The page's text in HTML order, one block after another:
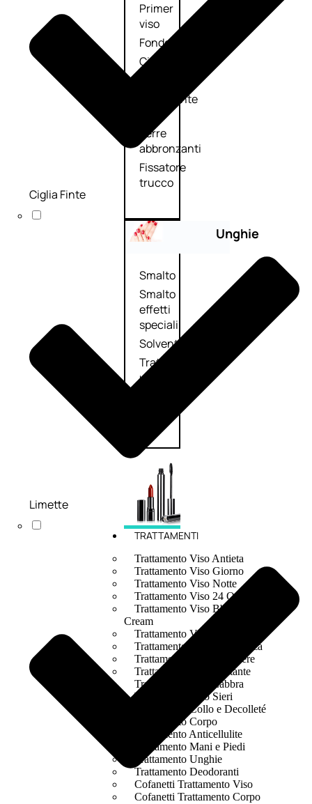
Primer
viso
Fondotinta
Cipria
Illuminante
Terre
abbronzanti
Fissatore
trucco
Unghie
Smalto
Smalto
effetti
speciali
Solvente
Trattamenti
unghie
TRATTAMENTI
Trattamento Viso Antieta
Trattamento Viso Giorno
Trattamento Viso Notte
Trattamento Viso 24 Ore
Trattamento Viso Bb E Cc
Cream
Trattamento Viso Occhi
Trattamento Viso Detergenza
Trattamento Viso Maschere
Trattamento Viso Idratante
Trattamento Viso Labbra
Trattamento Viso Sieri
Trattamento Collo e Decolleté
Trattamento Corpo
Trattamento Anticellulite
Trattamento Mani e Piedi
Trattamento Unghie
Trattamento Deodoranti
Cofanetti Trattamento Viso
Cofanetti Trattamento Corpo
Ciglia Finte
Limette